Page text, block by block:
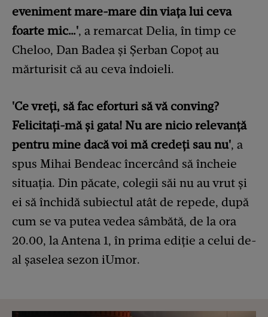
eveniment mare-mare din viața lui ceva
foarte mic…', a remarcat Delia, în timp ce
Cheloo, Dan Badea și Șerban Copoț au
mărturisit că au ceva îndoieli.
'Ce vreți, să fac eforturi să vă conving?
Felicitați-mă și gata! Nu are nicio relevanță
pentru mine dacă voi mă credeți sau nu', a
spus Mihai Bendeac încercând să încheie
situația. Din păcate, colegii săi nu au vrut și
ei să închidă subiectul atât de repede, după
cum se va putea vedea sâmbătă, de la ora
20.00, la Antena 1, în prima ediție a celui de-
al șaselea sezon iUmor.